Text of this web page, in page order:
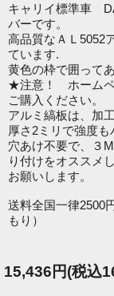
キャリイ標準車
バーです。
高品質なＡＬ5052
ています.
黄色の枠で囲って
★注意！ ホームペ
ご購入ください。
アルミ縞板は、加
厚さ2ミリで強度も
穴あけ不要で、３
り付けをオススメ
お願いします。
送料全国一律2500
もり）
15,436円(税込